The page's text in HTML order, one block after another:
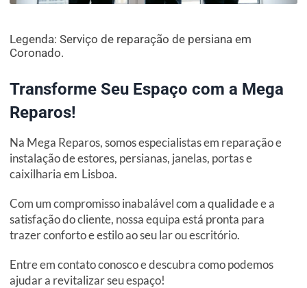
Legenda: Serviço de reparação de persiana em
Coronado.
Transforme Seu Espaço com a Mega
Reparos!
Na Mega Reparos, somos especialistas em reparação e
instalação de estores, persianas, janelas, portas e
caixilharia em Lisboa.
Com um compromisso inabalável com a qualidade e a
satisfação do cliente, nossa equipa está pronta para
trazer conforto e estilo ao seu lar ou escritório.
Entre em contato conosco e descubra como podemos
ajudar a revitalizar seu espaço!